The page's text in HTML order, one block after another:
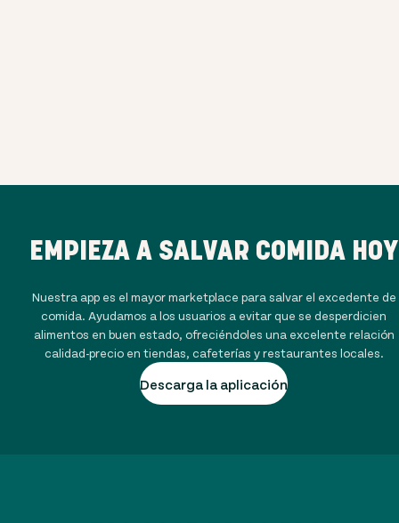
EMPIEZA A SALVAR COMIDA HOY
Nuestra app es el mayor marketplace para salvar el excedente de
comida. Ayudamos a los usuarios a evitar que se desperdicien
alimentos en buen estado, ofreciéndoles una excelente relación
calidad-precio en tiendas, cafeterías y restaurantes locales.
Descarga la aplicación